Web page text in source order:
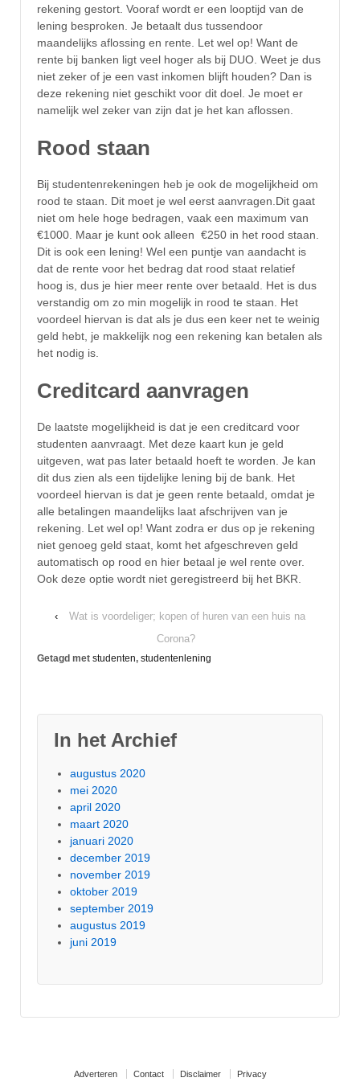
rekening gestort. Vooraf wordt er een looptijd van de
lening besproken. Je betaalt dus tussendoor
maandelijks aflossing en rente. Let wel op! Want de
rente bij banken ligt veel hoger als bij DUO. Weet je dus
niet zeker of je een vast inkomen blijft houden? Dan is
deze rekening niet geschikt voor dit doel. Je moet er
namelijk wel zeker van zijn dat je het kan aflossen.
Rood staan
Bij studentenrekeningen heb je ook de mogelijkheid om
rood te staan. Dit moet je wel eerst aanvragen. Dit gaat
niet om hele hoge bedragen, vaak een maximum van
€1000. Maar je kunt ook alleen €250 in het rood staan.
Dit is ook een lening! Wel een puntje van aandacht is
dat de rente voor het bedrag dat rood staat relatief
hoog is, dus je hier meer rente over betaald. Het is dus
verstandig om zo min mogelijk in rood te staan. Het
voordeel hiervan is dat als je dus een keer net te weinig
geld hebt, je makkelijk nog een rekening kan betalen als
het nodig is.
Creditcard aanvragen
De laatste mogelijkheid is dat je een creditcard voor
studenten aanvraagt. Met deze kaart kun je geld
uitgeven, wat pas later betaald hoeft te worden. Je kan
dit dus zien als een tijdelijke lening bij de bank. Het
voordeel hiervan is dat je geen rente betaald, omdat je
alle betalingen maandelijks laat afschrijven van je
rekening. Let wel op! Want zodra er dus op je rekening
niet genoeg geld staat, komt het afgeschreven geld
automatisch op rood en hier betaal je wel rente over.
Ook deze optie wordt niet geregistreerd bij het BKR.
‹
Wat is voordeliger; kopen of huren van een huis na
Corona?
Getagd met studenten, studentenlening
In het Archief
augustus 2020
mei 2020
april 2020
maart 2020
januari 2020
december 2019
november 2019
oktober 2019
september 2019
augustus 2019
juni 2019
Adverteren Contact Disclaimer Privacy